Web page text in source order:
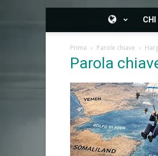
Prima Parole chiave
Parola